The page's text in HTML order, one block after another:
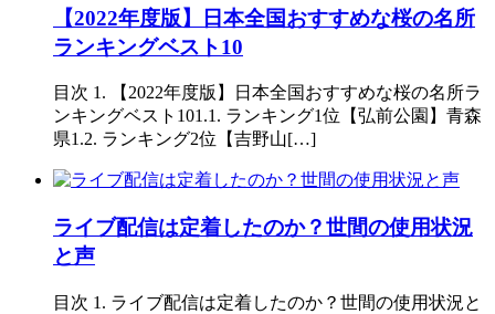
【2022年度版】日本全国おすすめな桜の名所
ランキングベスト10
目次 1. 【2022年度版】日本全国おすすめな桜の名所ラ
ンキングベスト101.1. ランキング1位【弘前公園】青森
県1.2. ランキング2位【吉野山[…]
ライブ配信は定着したのか？世間の使用状況
と声
目次 1. ライブ配信は定着したのか？世間の使用状況と